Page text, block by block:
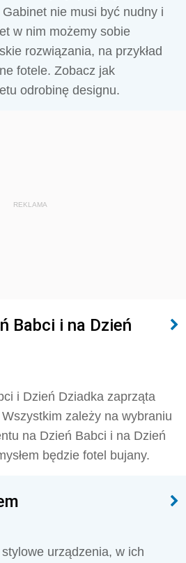
nie musi być nudny i
w nim możemy sobie
rozwiązania, na przykład
fotele. Zobacz jak
odrobinę designu.
REKLAMA
Babci i na Dzień
i Dzień Dziadka zaprząta
zależy na wybraniu
na Dzień Babci i na Dzień
będzie fotel bujany.
urządzenia, w ich